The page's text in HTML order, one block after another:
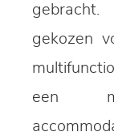
gekozen
een